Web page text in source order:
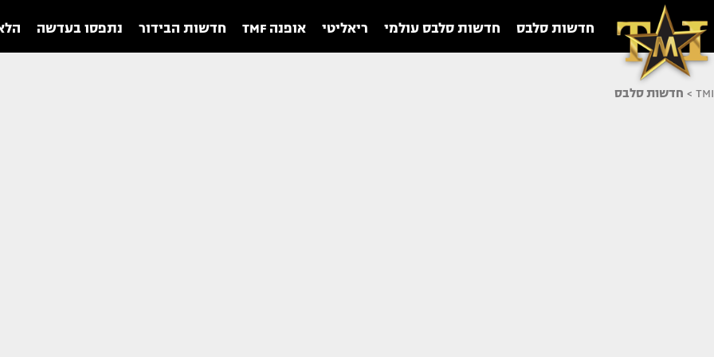
חדשות סלבס חדשות סלבס עולמי ריאליטי אופנה TMF חדשות הבידור נתפסו בעדשה
TMI
> חדשות סלבס